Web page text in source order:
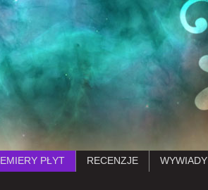
Przejdź do treści
PŁYT RECENZJE WYWIADY